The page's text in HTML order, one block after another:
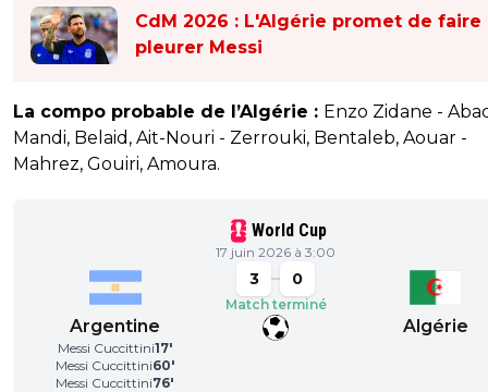
CdM 2026 : L'Algérie promet de faire
pleurer Messi
La compo probable de l’Algérie : Enzo Zidane -
Mandi, Belaid, Ait-Nouri - Zerrouki, Bentaleb, Aouar -
Mahrez, Gouiri, Amoura.
World Cup
17 juin 2026 à 3:00
Argentine
Messi Cuccittini17'
Messi Cuccittini60'
Messi Cuccittini76'
3 0
Match terminé
Algérie